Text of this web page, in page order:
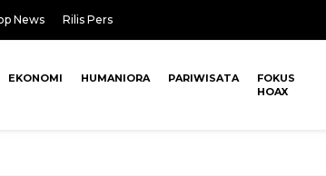
News Rilis Pers
EKONOMI HUMANIORA PARIWISATA
FOKUS
HOAX